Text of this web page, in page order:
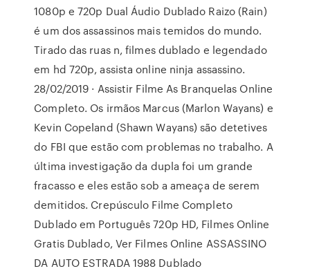
1080p e 720p Dual Áudio Dublado Raizo (Rain)
é um dos assassinos mais temidos do mundo.
Tirado das ruas n, filmes dublado e legendado
em hd 720p, assista online ninja assassino.
28/02/2019 · Assistir Filme As Branquelas Online
Completo. Os irmãos Marcus (Marlon Wayans) e
Kevin Copeland (Shawn Wayans) são detetives
do FBI que estão com problemas no trabalho. A
última investigação da dupla foi um grande
fracasso e eles estão sob a ameaça de serem
demitidos. Crepúsculo Filme Completo
Dublado em Português 720p HD, Filmes Online
Gratis Dublado, Ver Filmes Online ASSASSINO
DA AUTO ESTRADA 1988 Dublado